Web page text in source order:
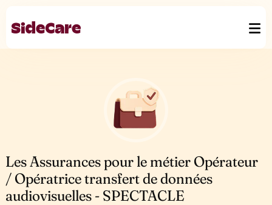
Les Assurances pour le métier Opérateur
/ Opératrice transfert de données
audiovisuelles - SPECTACLE